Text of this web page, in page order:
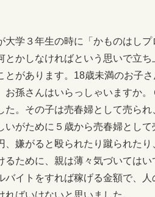
学３年生の時に「かものはし
とかしなければという思いで立
とがあります。18歳未満のお子
お孫さんはいらっしゃいますか
た。その子は売春婦として売ら
いがために５歳から売春婦とし
、嫌がると殴られたり蹴られた
るために、親は薄々気づいては
バイトをすれば稼げる金額で、
ばいけないと思いました。